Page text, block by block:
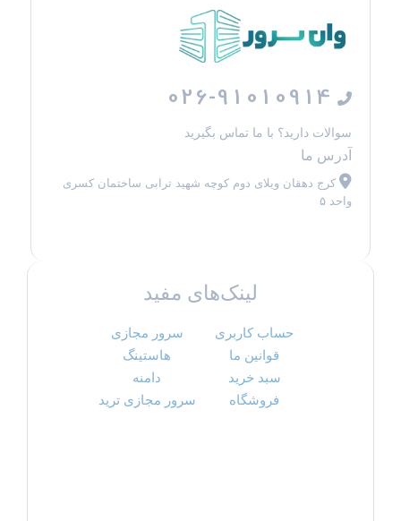
026-91010914
سوالات دارید؟ با ما تماس بگیرید
آدرس ما
کرج دهقان ویلای دوم کوچه شهید ترابی ساختمان کسری
واحد ۵
لینک‌های مفید
حساب کاربری
قوانین ما
سبد خرید
فروشگاه
سرور مجازی
هاستینگ
دامنه
سرور مجازی ترید